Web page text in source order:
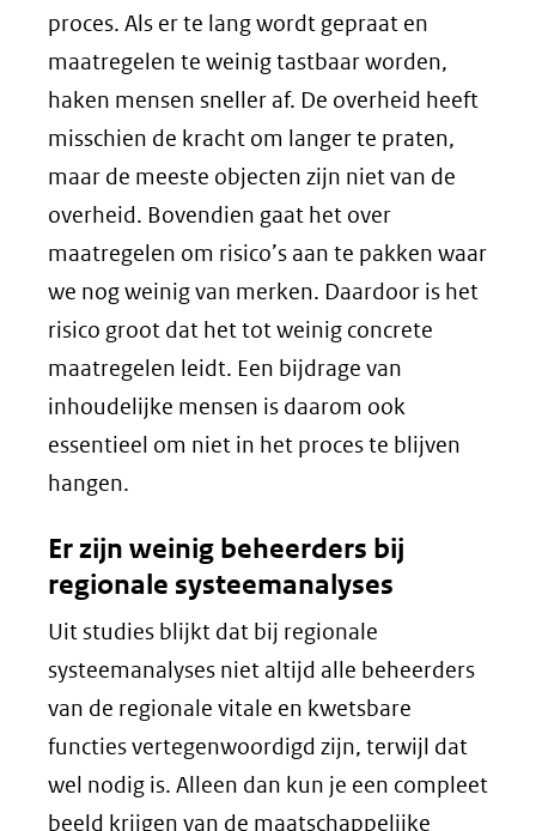
proces. Als er te lang wordt gepraat en
maatregelen te weinig tastbaar worden,
haken mensen sneller af. De overheid heeft
misschien de kracht om langer te praten,
maar de meeste objecten zijn niet van de
overheid. Bovendien gaat het over
maatregelen om risico’s aan te pakken waar
we nog weinig van merken. Daardoor is het
risico groot dat het tot weinig concrete
maatregelen leidt. Een bijdrage van
inhoudelijke mensen is daarom ook
essentieel om niet in het proces te blijven
hangen.
Er zijn weinig beheerders bij
regionale systeemanalyses
Uit studies blijkt dat bij regionale
systeemanalyses niet altijd alle beheerders
van de regionale vitale en kwetsbare
functies vertegenwoordigd zijn, terwijl dat
wel nodig is. Alleen dan kun je een compleet
beeld krijgen van de maatschappelijke